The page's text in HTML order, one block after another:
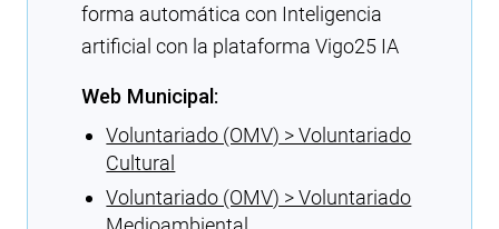
forma automática con Inteligencia
artificial con la plataforma Vigo25 IA
Web Municipal:
Voluntariado (OMV) > Voluntariado
Cultural
Voluntariado (OMV) > Voluntariado